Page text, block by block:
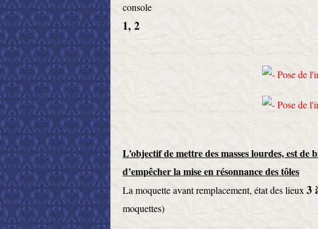
console
1, 2
L’objectif de mettre des masses lourdes, est
d’empêcher la mise en résonnance des tôles
La moquette avant remplacement, état des lieux 3
moquettes)